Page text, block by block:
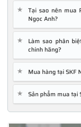
★
Tại sao nên mua
Ngọc Anh?
★
Làm sao phân
chính hãng?
★ Mua hàng tại SKF
★ Sản phẩm mua tại